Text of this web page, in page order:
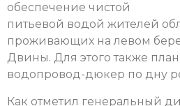
обеспечение чистой
питьевой водой жителей
проживающих на левом
Двины. Для этого также
водопровод-дюкер по дну
Как отметил генеральный